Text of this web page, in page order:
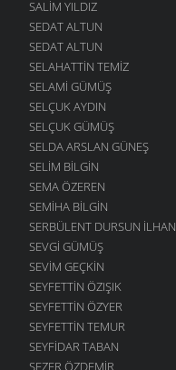
SALIM YILDIZ
SEDAT ALTUN
SEDAT ALTUN
SELAHATTIN TEMIZ
SELAMI GÜMÜŞ
SELÇUK AYDIN
SELÇUK GÜMÜŞ
SELDA ARSLAN GÜNEŞ
SELIM BILGIN
SEMA ÖZEREN
SEMIHA BILGIN
SERBÜLENT DURSUN İLHAN
SEVGI GÜMÜŞ
SEVIM GEÇKIN
SEYFETTIN ÖZIŞIK
SEYFETTIN ÖZYER
SEYFETTIN TEMUR
SEYFIDAR TABAN
SEZER ÖZDEMIR